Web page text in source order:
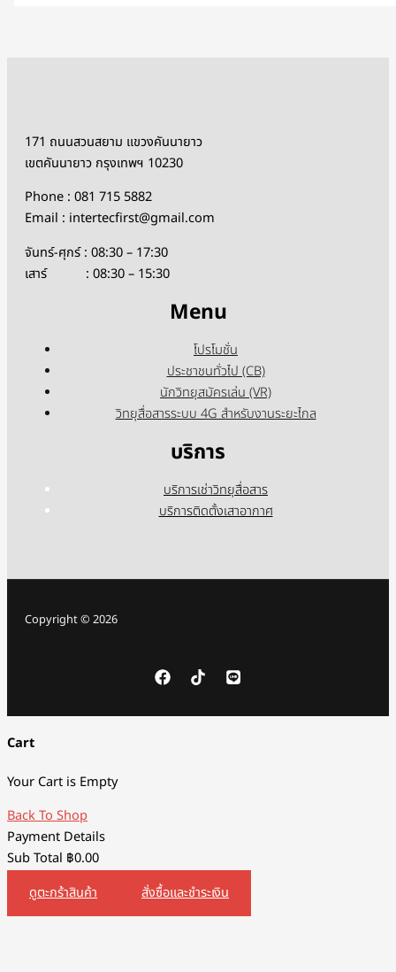
171 ถนนสวนสยาม แขวงคันนายาว
เขตคันนายาว กรุงเทพฯ 10230
Phone : 081 715 5882
Email : intertecfirst@gmail.com
จันทร์-ศุกร์ : 08:30 – 17:30
เสาร์ : 08:30 – 15:30
Menu
โปรโมชั่น
ประชาชนทั่วไป (CB)
นักวิทยุสมัครเล่น (VR)
วิทยุสื่อสารระบบ 4G สำหรับงานระยะไกล
บริการ
บริการเช่าวิทยุสื่อสาร
บริการติดตั้งเสาอากาศ
Copyright © 2026
Cart
Your Cart is Empty
Back To Shop
Payment Details
Sub Total ฿0.00
ดูตะกร้าสินค้า
สั่งซื้อและชำระเงิน